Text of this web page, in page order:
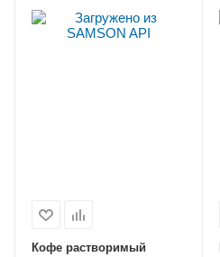
Кофе растворимый